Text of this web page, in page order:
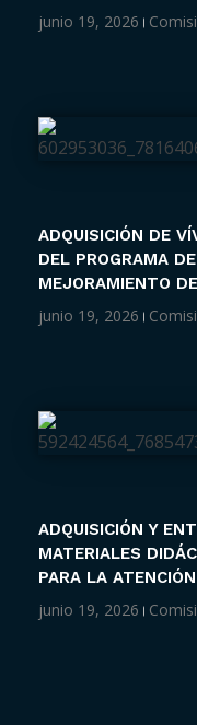
junio 19, 2026
ADQUISICIÓN DE
DEL PROGRAMA
MEJORAMIENTO
junio 19, 2026
ADQUISICIÓN Y
MATERIALES
PARA LA
junio 19, 2026